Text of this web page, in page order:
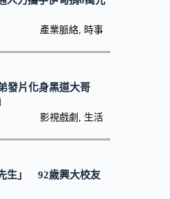
產業脈絡, 時事
發片化身黑道大哥
影視戲劇 , 生活
生」 92歲興大校友